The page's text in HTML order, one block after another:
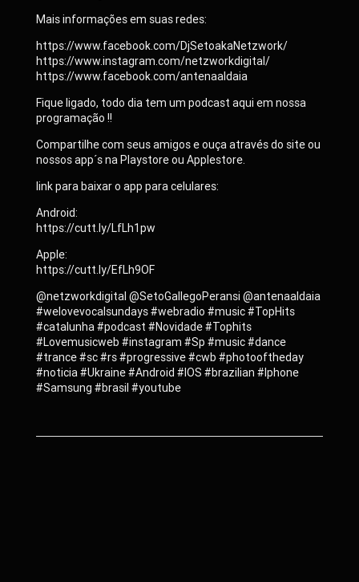
Mais informações em suas redes:
https://www.facebook.com/DjSetoakaNetzwork/
https://www.instagram.com/netzworkdigital/
https://www.facebook.com/antenaaldaia
Fique ligado, todo dia tem um podcast aqui em nossa
programação !!
Compartilhe com seus amigos e ouça através do site ou
nossos app´s na Playstore ou Applestore.
link para baixar o app para celulares:
Android:
https://cutt.ly/LfLh1pw
Apple:
https://cutt.ly/EfLh9OF
@netzworkdigital @SetoGallegoPeransi @antenaaldaia
#welovevocalsundays #webradio #music #TopHits
#catalunha #podcast #Novidade #Tophits
#Lovemusicweb #instagram #Sp #music #dance
#trance #sc #rs #progressive #cwb #photooftheday
#noticia #Ukraine #Android #IOS #brazilian #Iphone
#Samsung #brasil #youtube